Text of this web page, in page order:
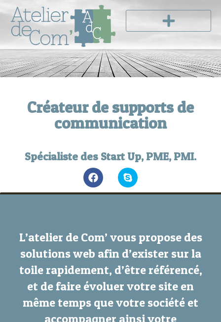
Créateur de supports de
communication
Spécialiste des Start Up, PME, PMI.
L’atelier de Com’ vous propose des
solutions web afin d’exister sur la
toile rapidement, d’être référencé,
et de faire évoluer votre site en
même temps que votre société et
accompagner ainsi votre